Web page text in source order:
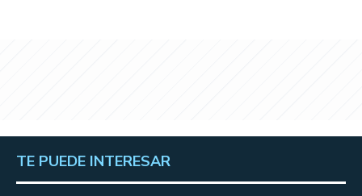
TE PUEDE INTERESAR